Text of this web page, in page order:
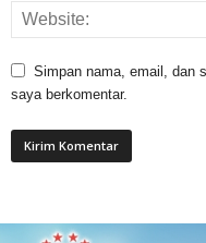
Simpan nama, email, dan
saya berkomentar.